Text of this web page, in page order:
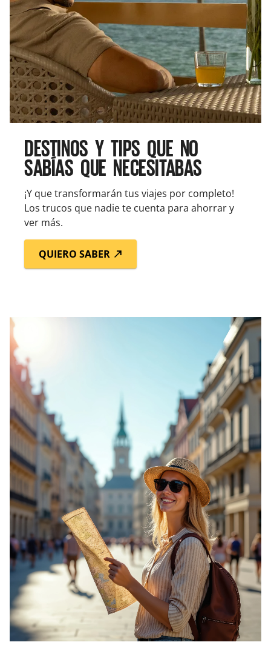
DESTINOS Y TIPS QUE NO
SABÍAS QUE NECESITABAS
¡Y que transformarán tus viajes por completo!
Los trucos que nadie te cuenta para ahorrar y
ver más.
QUIERO SABER